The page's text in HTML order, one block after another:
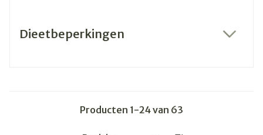
Dieetbeperkingen
Producten 1-24van 63